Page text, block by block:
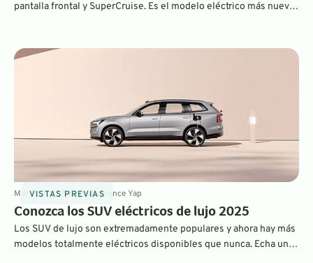
pantalla frontal y SuperCruise. Es el modelo eléctrico más nuevo
VISTAS PREVIAS
Mar 11, 2025 5minByLaurance Yap
Conozca los SUV eléctricos de lujo 2025
Los SUV de lujo son extremadamente populares y ahora hay más
modelos totalmente eléctricos disponibles que nunca. Echa un